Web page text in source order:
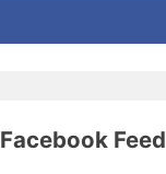
Facebook Feed